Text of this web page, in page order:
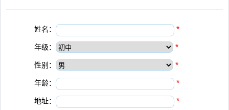
姓名： *
年级： *
性别： *
年龄： *
地址： *